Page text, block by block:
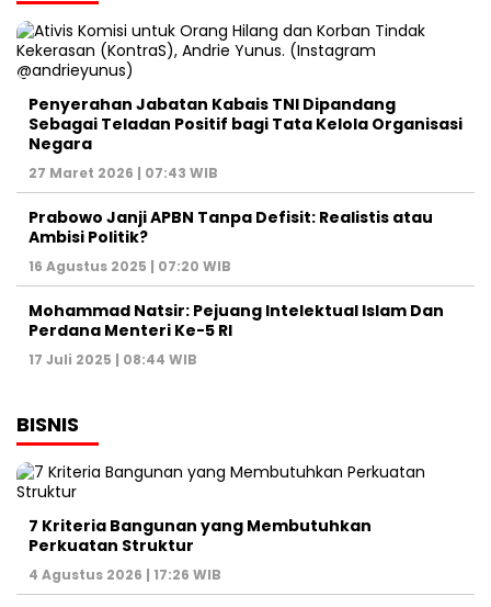
Penyerahan Jabatan Kabais TNI Dipandang
Sebagai Teladan Positif bagi Tata Kelola Organisasi
Negara
27 Maret 2026 | 07:43 WIB
Prabowo Janji APBN Tanpa Defisit: Realistis atau
Ambisi Politik?
16 Agustus 2025 | 07:20 WIB
Mohammad Natsir: Pejuang Intelektual Islam Dan
Perdana Menteri Ke-5 RI
17 Juli 2025 | 08:44 WIB
BISNIS
7 Kriteria Bangunan yang Membutuhkan
Perkuatan Struktur
4 Agustus 2026 | 17:26 WIB